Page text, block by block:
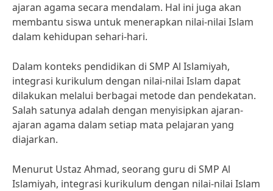
ajaran agama secara mendalam. Hal ini juga akan
membantu siswa untuk menerapkan nilai-nilai Islam
dalam kehidupan sehari-hari.
Dalam konteks pendidikan di SMP Al Islamiyah,
integrasi kurikulum dengan nilai-nilai Islam dapat
dilakukan melalui berbagai metode dan pendekatan.
Salah satunya adalah dengan menyisipkan ajaran-
ajaran agama dalam setiap mata pelajaran yang
diajarkan.
Menurut Ustaz Ahmad, seorang guru di SMP Al
Islamiyah, integrasi kurikulum dengan nilai-nilai Islam